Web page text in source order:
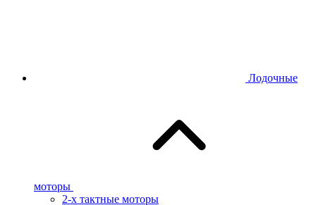
Лодочные
моторы
2-х тактные моторы